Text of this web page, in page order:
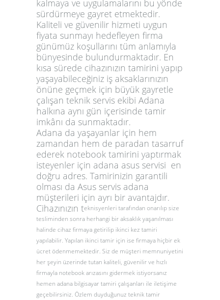
kalmaya ve uygulamalarını bu yönde
sürdürmeye gayret etmektedir.
Kaliteli ve güvenilir hizmeti uygun
fiyata sunmayı hedefleyen firma
günümüz koşullarını tüm anlamıyla
bünyesinde bulundurmaktadır. En
kısa sürede cihazınızın tamirini yapıp
yaşayabileceğiniz iş aksaklarınızın
önüne geçmek için büyük gayretle
çalışan teknik servis ekibi Adana
halkına aynı gün içerisinde tamir
imkânı da sunmaktadır.
Adana da yaşayanlar için hem
zamandan hem de paradan tasarruf
ederek notebook tamirini yaptırmak
isteyenler için adana asus servisi en
doğru adres. Tamirinizin garantili
olması da Asus servis adana
müşterileri için ayrı bir avantajdır.
Cihazınızın teknisyenleri tarafından onarılıp size
tesliminden sonra herhangi bir aksaklık yaşanılması
halinde cihaz firmaya getirilip ikinci kez tamiri
yapılabilir. Yapılan ikinci tamir için ise firmaya hiçbir ek
ücret ödenmemektedir. Siz de müşteri memnuniyetini
her şeyin üzerinde tutan kaliteli, güvenilir ve hızlı
firmayla notebook arızasını gidermek istiyorsanız
hemen adana bilgisayar tamiri çalışanları ile iletişime
geçebilirsiniz. Özlem duyduğunuz teknik tamir